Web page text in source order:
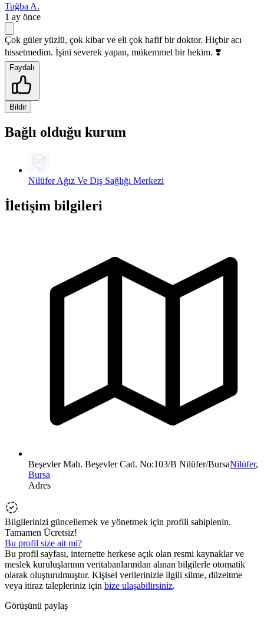
Tuğba A.
1 ay önce
Çok güler yüzlü, çok kibar ve eli çok hafif bir doktor. Hiçbir acı
hissetmedim. İşini severek yapan, mükemmel bir hekim. ❣️
Faydalı
Bildir
Bağlı olduğu kurum
Nilüfer Ağız Ve Diş Sağlığı Merkezi
İletişim bilgileri
Beşevler Mah. Beşevler Cad. No:103/B Nilüfer/BursaNilüfer,
Bursa
Adres
Bilgilerinizi güncellemek ve yönetmek için profili sahiplenin.
Tamamen Ücretsiz!
Bu profil size ait mi?
Bu profil sayfası, internette herkese açık olan resmi kaynaklar ve
meslek kuruluşlarının veritabanlarından alınan bilgilerle otomatik
olarak oluşturulmuştur. Kişisel verilerinizle ilgili silme, düzeltme
veya itiraz talepleriniz için bize ulaşabilirsiniz.
Görüşünü paylaş